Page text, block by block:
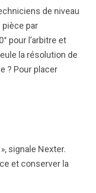
de niveau
pièce par
pour l’arbitre et
la résolution de
? Pour placer
signale Nexter.
et conserver la